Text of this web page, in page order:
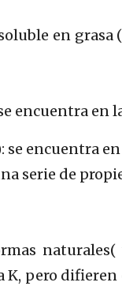
en grasa
encuentra en
encuentra
serie de
naturales(
pero